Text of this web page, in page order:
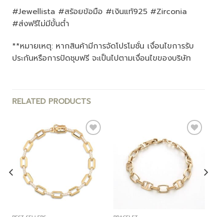
#Jewellista #สร้อยข้อมือ #เงินแท้925 #Zirconia
#ส่งฟรีไม่มีขั้นต่ำ
**หมายเหตุ: หากสินค้ามีการจัดโปรโมชั่น เงื่อนไขการรับ
ประกันหรือการปัดชุบฟรี จะเป็นไปตามเงื่อนไขของบริษัท
RELATED PRODUCTS
Add to
wishlist
Add to
wishlist